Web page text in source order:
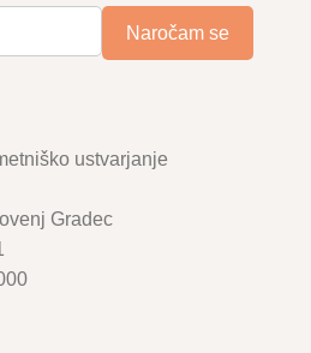
ustvarjanje
Gradec